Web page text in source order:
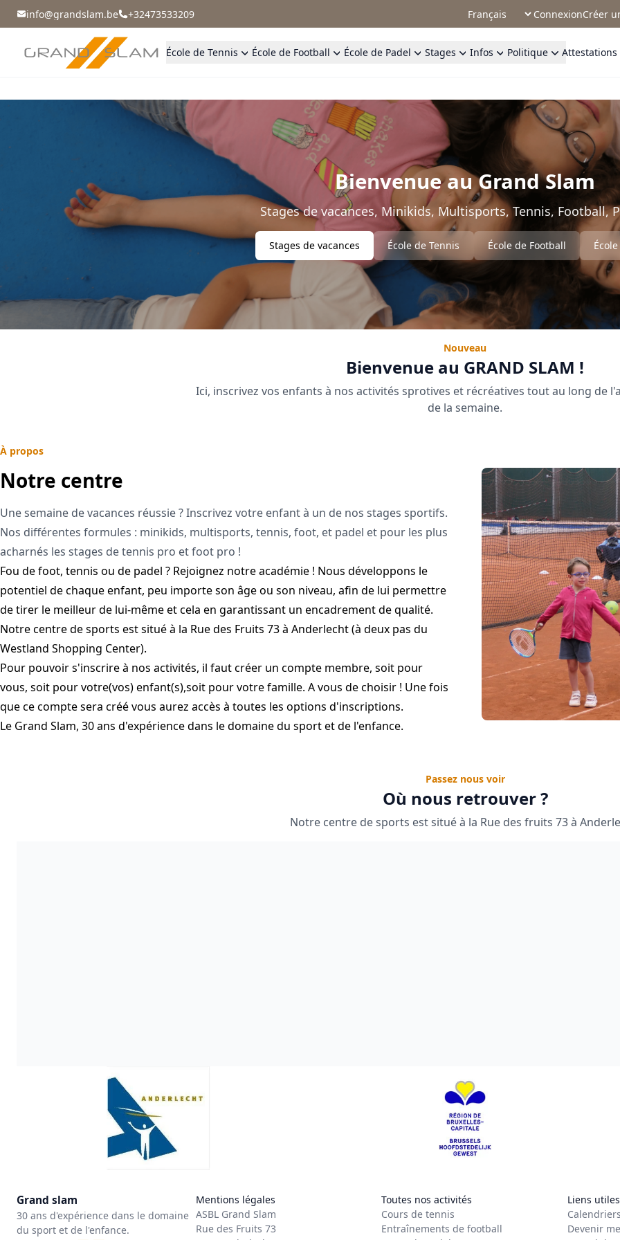
info@grandslam.be +32473533209 ConnexionCréer
École de Tennis École de Football École de Padel Stages Infos Politique Attestations
Bienvenue au Grand Slam
Stages de vacances, Minikids, Multisports, Tennis, Football,
Stages de vacances École de Tennis École de Football
Nouveau
Bienvenue au GRAND SLAM !
Ici, inscrivez vos enfants à nos activités sprotives et récréatives tout au long de
de la semaine.
À propos
Notre centre
Une semaine de vacances réussie ? Inscrivez votre enfant à un de nos stages sportifs.
Nos différentes formules : minikids, multisports, tennis, foot, et padel et pour les plus
acharnés les stages de tennis pro et foot pro !
Fou de foot, tennis ou de padel ? Rejoignez notre académie ! Nous développons le
potentiel de chaque enfant, peu importe son âge ou son niveau, afin de lui permettre
de tirer le meilleur de lui-même et cela en garantissant un encadrement de qualité.
Notre centre de sports est situé à la Rue des Fruits 73 à Anderlecht (à deux pas du
Westland Shopping Center).
Pour pouvoir s'inscrire à nos activités, il faut créer un compte membre, soit pour
vous, soit pour votre(vos) enfant(s),soit pour votre famille. A vous de choisir ! Une fois
que ce compte sera créé vous aurez accès à toutes les options d'inscriptions.
Le Grand Slam, 30 ans d'expérience dans le domaine du sport et de l'enfance.
Passez nous voir
Où nous retrouver ?
Notre centre de sports est situé à la Rue des fruits 73 à
Grand slam
30 ans d'expérience dans le domaine
du sport et de l'enfance.
Mentions légales
ASBL Grand Slam
Rue des Fruits 73
Toutes nos activités
Cours de tennis
Entraînements de football
Liens utiles
Devenir